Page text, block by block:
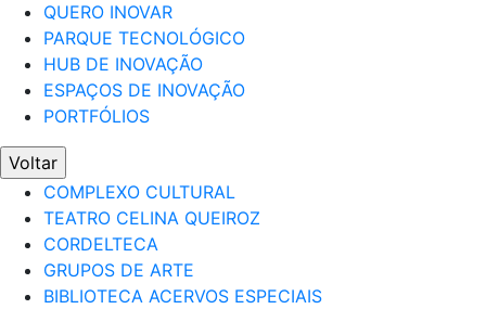
QUERO INOVAR
PARQUE TECNOLÓGICO
HUB DE INOVAÇÃO
ESPAÇOS DE INOVAÇÃO
PORTFÓLIOS
Voltar
COMPLEXO CULTURAL
TEATRO CELINA QUEIROZ
CORDELTECA
GRUPOS DE ARTE
BIBLIOTECA ACERVOS ESPECIAIS